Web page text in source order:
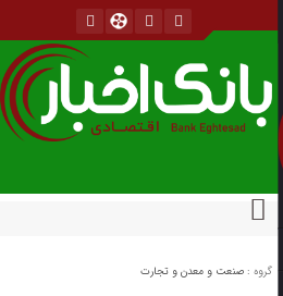
گروه : صنعت و معدن و تجارت